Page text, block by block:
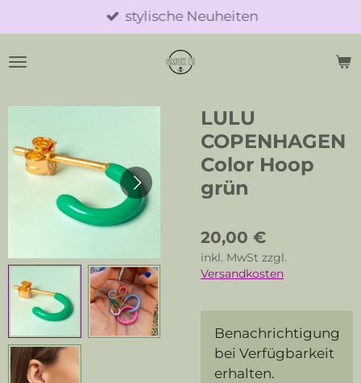
Hauptinhalt
springen
stylische Neuheiten
LULU
COPENHAGEN
Color Hoop
grün
20,00 €
inkl. MwSt zzgl.
Versandkosten
Benachrichtigung
bei Verfügbarkeit
erhalten.